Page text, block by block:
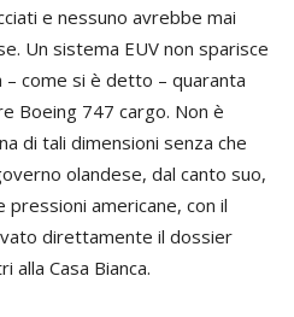
e nessuno avrebbe mai
Un sistema EUV non sparisce
– come si è detto – quaranta
Boeing 747 cargo. Non è
di tali dimensioni senza che
olandese, dal canto suo,
americane, con il
direttamente il dossier
alla Casa Bianca.